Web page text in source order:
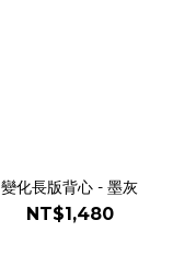
變化長版背心 - 墨灰
NT$1,480